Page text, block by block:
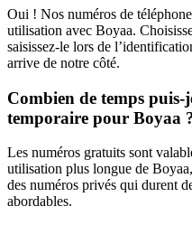
Oui ! Nos numéros de
utilisation avec Boyaa.
saisissez-le lors de
arrive de notre côté.
Combien de temps
temporaire pour Boyaa
Les numéros gratuits sont
utilisation plus longue de
des numéros privés qui durent
abordables.